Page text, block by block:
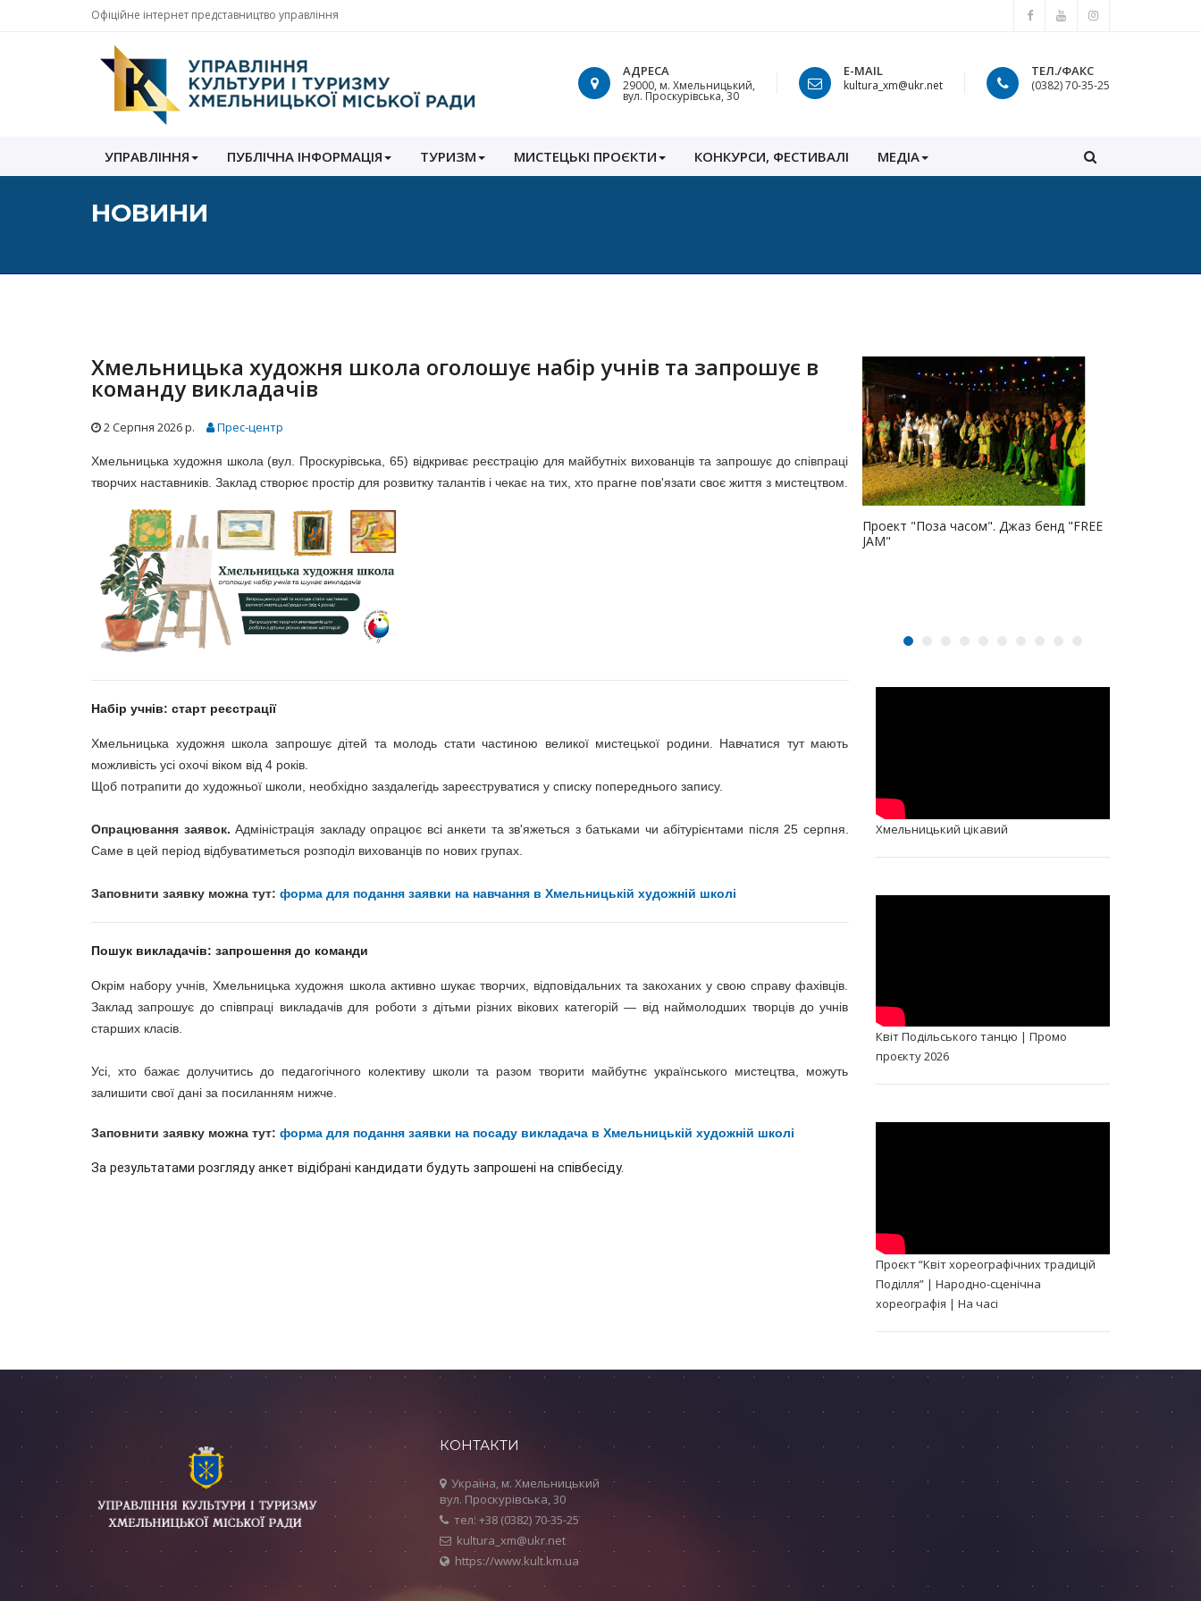
Офіційне інтернет представництво управління
культури
і
Хмельницької
АДРЕСА
29000, м. Хмельницький,
вул. Проскурівська, 30
E-MAIL
kultura_xm@ukr.net
ТЕЛ./ФАКС
(0382) 70-35-25
УПРАВЛІННЯ ПУБЛІЧНА ІНФОРМАЦІЯ ТУРИЗМ МИСТЕЦЬКІ ПРОЄКТИ КОНКУРСИ, ФЕСТИВАЛІ МЕДІА
НОВИНИ
Хмельницька художня школа оголошує набір учнів та запрошує в
команду викладачів
2 Серпня 2026 р. Прес-центр
Хмельницька художня школа (вул. Проскурівська, 65) відкриває реєстрацію для майбутніх вихованців та запрошує до співпраці
творчих наставників. Заклад створює простір для розвитку талантів і чекає на тих, хто прагне пов'язати своє життя з мистецтвом.
Набір учнів: старт реєстрації
Хмельницька художня школа запрошує дітей та молодь стати частиною великої мистецької родини. Навчатися тут мають
можливість усі охочі віком від 4 років.
Щоб потрапити до художньої школи, необхідно заздалегідь зареєструватися у списку попереднього запису.
Опрацювання заявок. Адміністрація закладу опрацює всі анкети та зв'яжеться з батьками чи абітурієнтами після 25 серпня.
Саме в цей період відбуватиметься розподіл вихованців по нових групах.
Заповнити заявку можна тут: форма для подання заявки на навчання в Хмельницькій художній школі
Пошук викладачів: запрошення до команди
Окрім набору учнів, Хмельницька художня школа активно шукає творчих, відповідальних та закоханих у свою справу фахівців.
Заклад запрошує до співпраці викладачів для роботи з дітьми різних вікових категорій — від наймолодших творців до учнів
старших класів.
Усі, хто бажає долучитись до педагогічного колективу школи та разом творити майбутнє українського мистецтва, можуть
залишити свої дані за посиланням нижче.
Заповнити заявку можна тут: форма для подання заявки на посаду викладача в Хмельницькій художній школі
За результатами розгляду анкет відібрані кандидати будуть запрошені на співбесіду.
Свято зустрічі весни - 2019
Проект "Поза часом". Джаз бенд "FREE
JAM"
Проект "Поза часом". Джаз бенд "FREE
JAM"
Хмельницький цікавий
Квіт Подільського танцю | Промо
проєкту 2026
Проєкт “Квіт хореографічних традицій
Поділля” | Народно-сценічна
хореографія | На часі
КОНТАКТИ
Україна, м. Хмельницький
вул. Проскурівська, 30
тел: +38 (0382) 70-35-25
kultura_xm@ukr.net
https://www.kult.km.ua